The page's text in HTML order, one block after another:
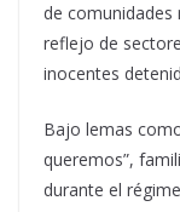
de comunidades
reflejo de
inocentes
Bajo lemas
queremos”,
durante el